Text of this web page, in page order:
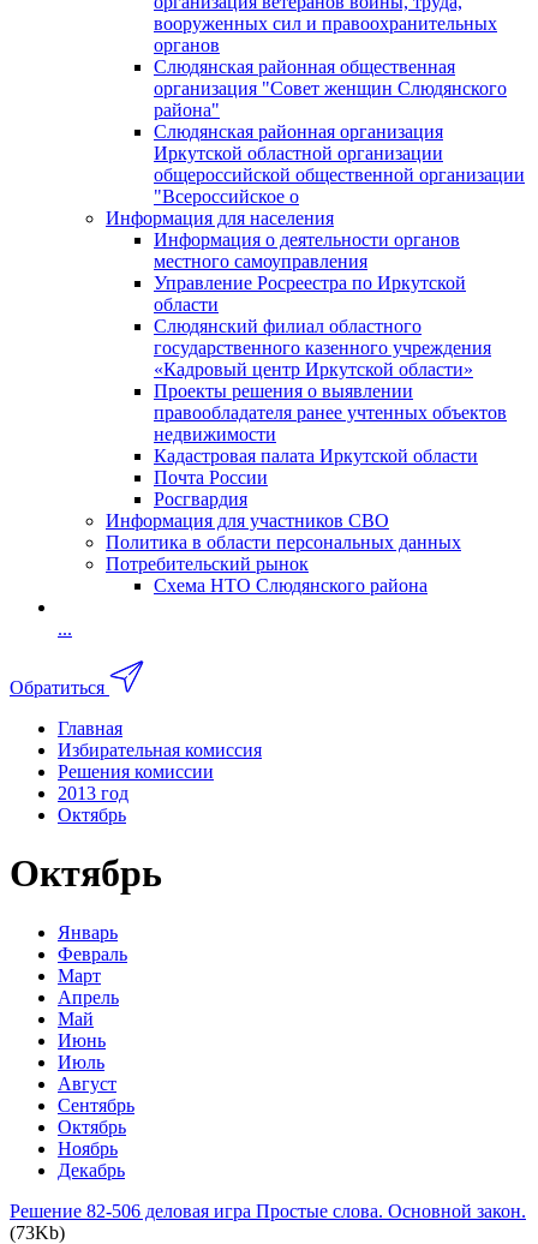
вооруженных сил и правоохранительных
органов
Слюдянская районная общественная
организация "Совет женщин Слюдянского
района"
Слюдянская районная организация
Иркутской областной организации
общероссийской общественной организации
"Всероссийское о
Информация для населения
Информация о деятельности органов
местного самоуправления
Управление Росреестра по Иркутской
области
Слюдянский филиал областного
государственного казенного учреждения
«Кадровый центр Иркутской области»
Проекты решения о выявлении
правообладателя ранее учтенных объектов
недвижимости
Кадастровая палата Иркутской области
Почта России
Росгвардия
Информация для участников СВО
Политика в области персональных данных
Потребительский рынок
Схема НТО Слюдянского района
...
Обратиться
Главная
Избирательная комиссия
Решения комиссии
2013 год
Октябрь
Октябрь
Январь
Февраль
Март
Апрель
Май
Июнь
Июль
Август
Сентябрь
Октябрь
Ноябрь
Декабрь
Решение 82-506 деловая игра Простые слова. Основной закон.
(73Kb)